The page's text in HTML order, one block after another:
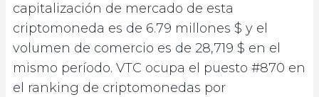
capitalización de mercado de esta
criptomoneda es de 6.79 millones $ y el
volumen de comercio es de 28,719 $ en el
mismo período. VTC ocupa el puesto #870 en
el ranking de criptomonedas por